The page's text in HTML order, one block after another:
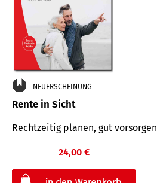
NEUERSCHEINUNG
Rente in Sicht
Rechtzeitig planen, gut vorsorgen
24,00 €